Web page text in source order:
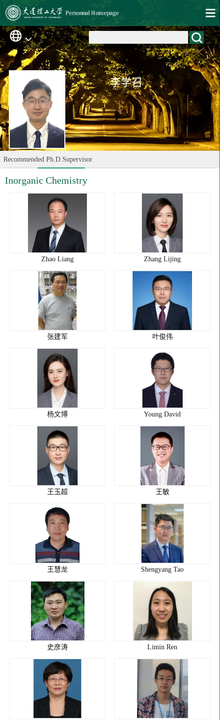
李学召
Recommended Ph.D.Supervisor
Inorganic Chemistry
Zhao Liang Zhang Lijing
张建军 叶俊伟
杨文博 Young David
王玉超 王敏
王慧龙 Shengyang Tao
史彦涛 Limin Ren